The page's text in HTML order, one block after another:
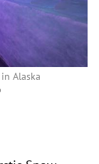
Alaska